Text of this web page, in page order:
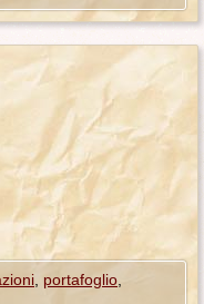
portafoglio